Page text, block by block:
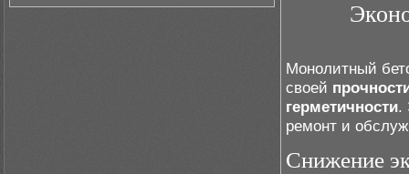
Монолитный
своей
герметичности.
ремонт и
Снижение